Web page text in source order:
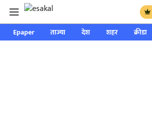
Epaper ताज्या देश शहर क्रीडा